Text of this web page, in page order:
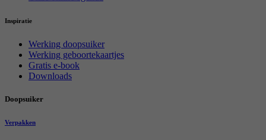
Inspiratie
Werking doopsuiker
Werking geboortekaartjes
Gratis e-book
Downloads
Doopsuiker
Verpakken